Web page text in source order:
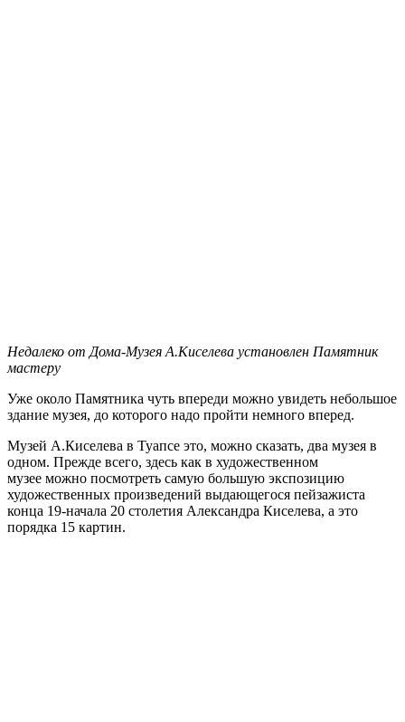
Недалеко от Дома-Музея А.Киселева установлен Памятник
мастеру
Уже около Памятника чуть впереди можно увидеть небольшое
здание музея, до которого надо пройти немного вперед.
Музей А.Киселева в Туапсе это, можно сказать, два музея в
одном. Прежде всего, здесь как в художественном
музее можно посмотреть самую большую экспозицию
художественных произведений выдающегося пейзажиста
конца 19-начала 20 столетия Александра Киселева, а это
порядка 15 картин.